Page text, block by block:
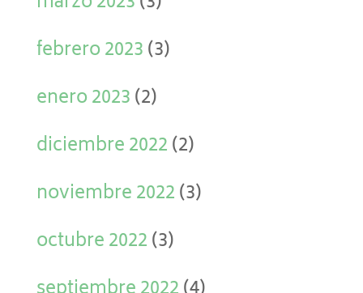
febrero 2023(3)
enero 2023(2)
diciembre 2022(2)
noviembre 2022(3)
octubre 2022(3)